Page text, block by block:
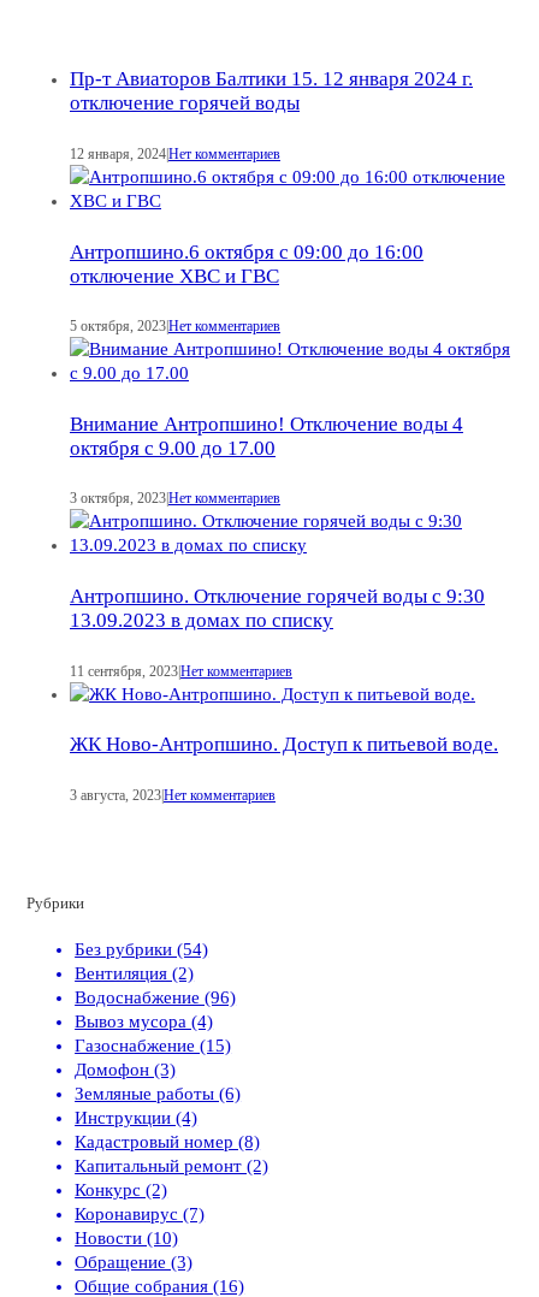
Пр-т Авиаторов Балтики 15. 12 января 2024 г.
отключение горячей воды
12 января, 2024Нет комментариев
Антропшино.6 октября с 09:00 до 16:00
отключение ХВС и ГВС
5 октября, 2023Нет комментариев
Внимание Антропшино! Отключение воды 4
октября с 9.00 до 17.00
3 октября, 2023Нет комментариев
Антропшино. Отключение горячей воды с 9:30
13.09.2023 в домах по списку
11 сентября, 2023|Нет комментариев
ЖК Ново-Антропшино. Доступ к питьевой воде.
3 августа, 2023|Нет комментариев
Рубрики
Без рубрики (54)
Вентиляция (2)
Водоснабжение (96)
Вывоз мусора (4)
Газоснабжение (15)
Домофон (3)
Земляные работы (6)
Инструкции (4)
Кадастровый номер (8)
Капитальный ремонт (2)
Конкурс (2)
Коронавирус (7)
Новости (10)
Обращение (3)
Общие собрания (16)